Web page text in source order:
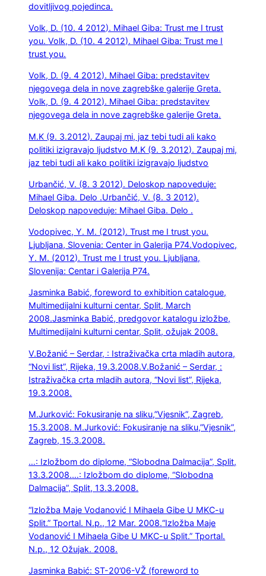
dovitljivog pojedinca.
Volk, D. (10. 4 2012). Mihael Giba: Trust me I trust
you.Volk, D. (10. 4 2012). Mihael Giba: Trust me I
trust you.
Volk, D. (9. 4 2012). Mihael Giba: predstavitev
njegovega dela in nove zagrebške galerije Greta.
Volk, D. (9. 4 2012). Mihael Giba: predstavitev
njegovega dela in nove zagrebške galerije Greta.
M.K (9. 3.2012). Zaupaj mi, jaz tebi tudi ali kako
politiki izigravajo ljudstvo M.K (9. 3.2012). Zaupaj mi,
jaz tebi tudi ali kako politiki izigravajo ljudstvo
Urbančić, V. (8. 3 2012). Deloskop napoveduje:
Mihael Giba. Delo .Urbančić, V. (8. 3 2012).
Deloskop napoveduje: Mihael Giba. Delo .
Vodopivec, Y. M. (2012). Trust me I trust you.
Ljubljana, Slovenia: Center in Galerija P74.Vodopivec,
Y. M. (2012). Trust me I trust you. Ljubljana,
Slovenija: Centar i Galerija P74.
Jasminka Babić, foreword to exhibition catalogue,
Multimedijalni kulturni centar, Split, March
2008.Jasminka Babić, predgovor katalogu izložbe,
Multimedijalni kulturni centar, Split, ožujak 2008.
V.Božanić – Serdar, : Istraživačka crta mladih autora,
“Novi list”, Rijeka, 19.3.2008.V.Božanić – Serdar, :
Istraživačka crta mladih autora, “Novi list”, Rijeka,
19.3.2008.
M.Jurković: Fokusiranje na sliku,”Vjesnik”, Zagreb,
15.3.2008. M.Jurković: Fokusiranje na sliku,”Vjesnik”,
Zagreb, 15.3.2008.
…: Izložbom do diplome, “Slobodna Dalmacija”, Split,
13.3.2008.…: Izložbom do diplome, “Slobodna
Dalmacija”, Split, 13.3.2008.
“Izložba Maje Vodanović I Mihaela Gibe U MKC-u
Split.” Tportal. N.p., 12 Mar. 2008.“Izložba Maje
Vodanović I Mihaela Gibe U MKC-u Split.” Tportal.
N.p., 12 Ožujak. 2008.
Jasminka Babić: ST-20’06-VŽ (foreword to